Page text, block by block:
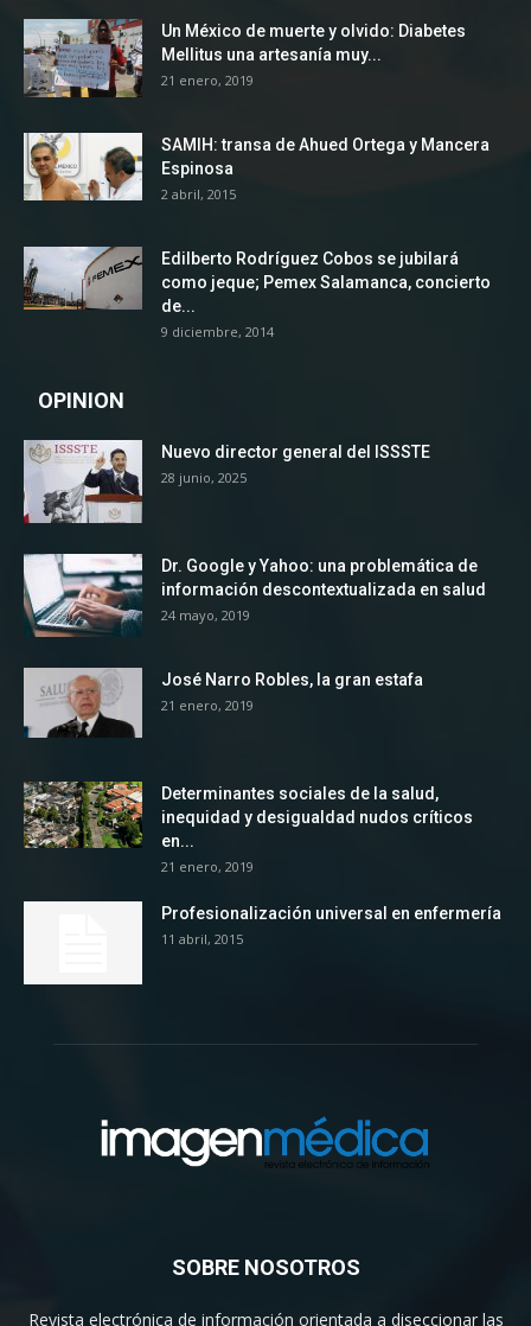
Un México de muerte y olvido: Diabetes
Mellitus una artesanía muy...
21 enero, 2019
SAMIH: transa de Ahued Ortega y Mancera
Espinosa
2 abril, 2015
Edilberto Rodríguez Cobos se jubilará
como jeque; Pemex Salamanca, concierto
de...
9 diciembre, 2014
OPINION
Nuevo director general del ISSSTE
28 junio, 2025
Dr. Google y Yahoo: una problemática de
información descontextualizada en salud
24 mayo, 2019
José Narro Robles, la gran estafa
21 enero, 2019
Determinantes sociales de la salud,
inequidad y desigualdad nudos críticos
en...
21 enero, 2019
Profesionalización universal en enfermería
11 abril, 2015
SOBRE NOSOTROS
Revista electrónica de información orientada a diseccionar las